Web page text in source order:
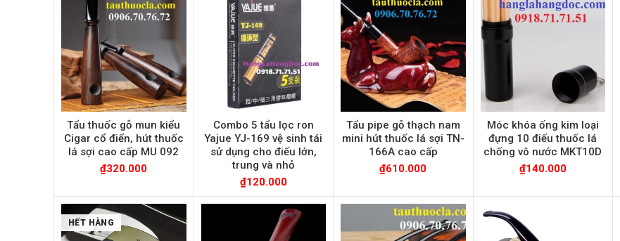
Tẩu thuốc gỗ mun kiểu
Cigar cổ điển, hút thuốc
lá sợi cao cấp MU 092
₫320.000
Combo 5 tẩu lọc ron
Yajue YJ-169 vệ sinh tái
sử dụng cho điếu lớn,
trung và nhỏ
₫120.000
Tẩu pipe gỗ thạch nam
mini hút thuốc lá sợi TN-
166A cao cấp
₫610.000
Móc khóa ống kim loại
đựng 10 điếu thuốc lá
chống vô nước MKT10D
₫140.000
HẾT HÀNG